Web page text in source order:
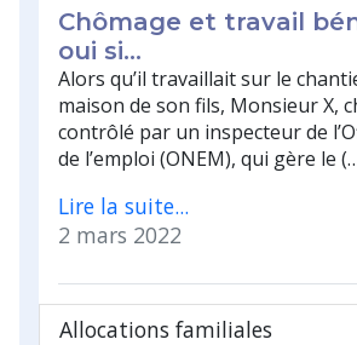
Chômage et travail
oui si…
Alors qu’il travaillait sur le
maison de son fils, Monsieur X,
contrôlé par un inspecteur de
de l’emploi (ONEM), qui gère le
Lire la suite...
2 mars 2022
Allocations familiales